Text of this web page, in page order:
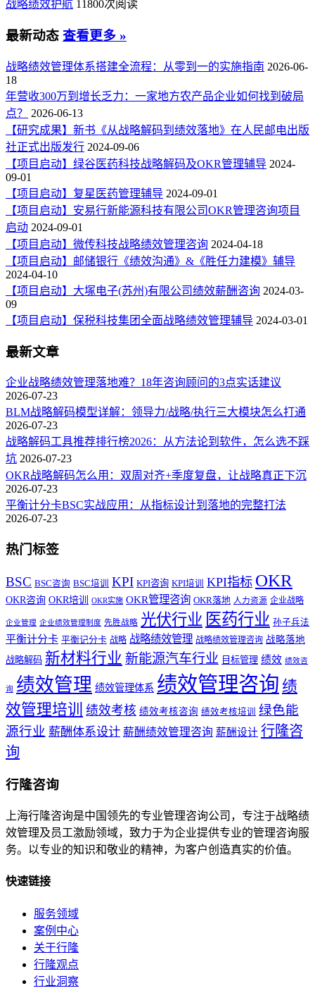
战略绩效护航 11800次阅读
最新动态 查看更多 »
战略绩效管理体系搭建全流程：从零到一的实施指南 2026-06-
18
年营收300万到增长乏力：一家地方农产品企业如何找到破局
点？
2026-06-13
【研究成果】新书《从战略解码到绩效落地》在人民邮电出版
社正式出版发行 2024-09-06
【项目启动】绿谷医药科技战略解码及OKR管理辅导 2024-
09-01
【项目启动】复星医药管理辅导 2024-09-01
【项目启动】安易行新能源科技有限公司OKR管理咨询项目
启动 2024-09-01
【项目启动】微传科技战略绩效管理咨询 2024-04-18
【项目启动】邮储银行《绩效沟通》&《胜任力建模》辅导
2024-04-10
【项目启动】大塚电子(苏州)有限公司绩效薪酬咨询 2024-03-
09
【项目启动】保税科技集团全面战略绩效管理辅导 2024-03-01
最新文章
企业战略绩效管理落地难？18年咨询顾问的3点实话建议
2026-07-23
BLM战略解码模型详解：领导力/战略/执行三大模块怎么打通
2026-07-23
战略解码工具推荐排行榜2026：从方法论到软件，怎么选不踩
坑 2026-07-23
OKR战略解码怎么用：双周对齐+季度复盘，让战略真正下沉
2026-07-23
平衡计分卡BSC实战应用：从指标设计到落地的完整打法
2026-07-23
热门标签
BSC BSC咨询 BSC培训 KPI KPI咨询 KPI培训 KPI指标 OKR
OKR咨询 OKR培训 OKR实施 OKR管理咨询 OKR落地 人力资源 企业战略
企业管理 企业绩效管理制度 先胜战略 光伏行业 医药行业 孙子兵法
平衡计分卡 平衡记分卡 战略 战略绩效管理 战略绩效管理咨询 战略落地
战略解码 新材料行业 新能源汽车行业 目标管理 绩效 绩效咨
询 绩效管理 绩效管理体系 绩效管理咨询 绩
效管理培训
绩效考核 绩效考核咨询 绩效考核培训
绿色能
源行业 薪酬体系设计 薪酬绩效管理咨询 薪酬设计 行隆咨
询
行隆咨询
上海行隆咨询是中国领先的专业管理咨询公司，专注于战略绩
效管理及员工激励领域，致力于为企业提供专业的管理咨询服
务。以专业的知识和敬业的精神，为客户创造真实的价值。
快速链接
服务领域
案例中心
关于行隆
行隆观点
行业洞察